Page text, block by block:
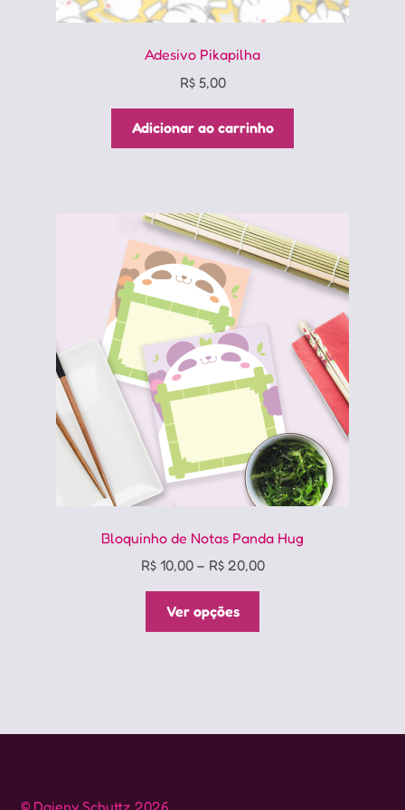
Adesivo Pikapilha
R$5,00
Adicionar ao carrinho
Bloquinho de Notas Panda Hug
R$10,00 – R$20,00Price
Ver opções
opções